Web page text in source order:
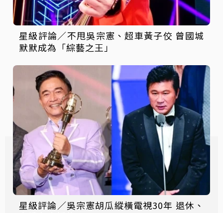
星級評論／不甩吳宗憲、超車黃子佼 曾國城
默默成為「綜藝之王」
星級評論／吳宗憲胡瓜縱橫電視30年 退休、